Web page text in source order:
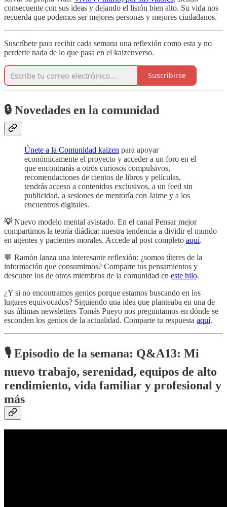
consecuente con sus ideas y dejando el listón bien alto. Su vida nos
recuerda que podemos ser mejores personas y mejores ciudadanos.
Suscríbete para recibir cada semana una reflexión como esta y no
perderte nada de lo que pasa en el kaizenverso.
Suscribirse
🔒 Novedades en la comunidad
Únete a la Comunidad kaizen para apoyar
económicamente el proyecto y acceder a un foro en el
que encontrarás a otros curiosos compulsivos,
recomendaciones de cientos de libros y películas,
tendrás acceso a contenidos exclusivos, a un feed sin
publicidad, a sesiones de mentoría con Jaime y a los
encuentros digitales.
💡Nuevo modelo mental avistado. En el canal Pensar mejor
compartimos la teoría diádica: nuestra tendencia a dividir el mundo
en agentes y pacientes morales. Accede al post completo aquí.
💬 Ramón lanza una interesante reflexión: ¿somos títeres de la
información que consumimos? Comparte tus pensamientos y
descubre los de otros miembros de la comunidad en este hilo.
¿Y si no encontramos genios porque estamos buscando en los
lugares equivocados? Siguiendo una idea que planteaba en una de
sus últimas newsletters Tomás Pueyo nos preguntamos en dónde se
esconden los genios de la actualidad. Comparte tu respuesta aquí.
🎙️ Episodio de la semana: Q&A13: Mi
nuevo trabajo, serenidad, equipos de alto
rendimiento, vida familiar y profesional y
más